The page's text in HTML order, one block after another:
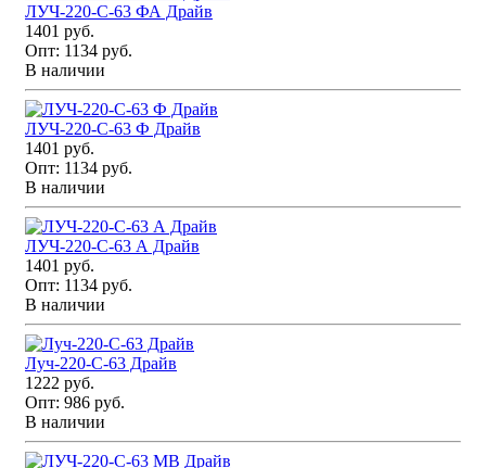
ЛУЧ-220-С-63 ФА Драйв
1401 руб.
Опт: 1134 руб.
В наличии
ЛУЧ-220-С-63 Ф Драйв
1401 руб.
Опт: 1134 руб.
В наличии
ЛУЧ-220-С-63 А Драйв
1401 руб.
Опт: 1134 руб.
В наличии
Луч-220-С-63 Драйв
1222 руб.
Опт: 986 руб.
В наличии